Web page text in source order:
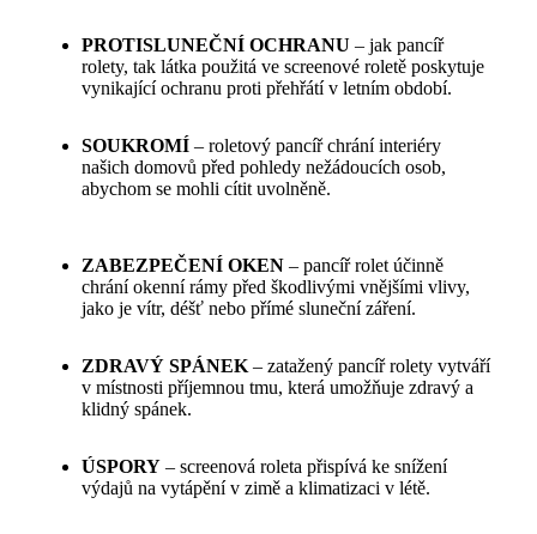
PROTISLUNEČNÍ OCHRANU – jak pancíř
rolety, tak látka použitá ve screenové roletě poskytuje
vynikající ochranu proti přehřátí v letním období.
SOUKROMÍ – roletový pancíř chrání interiéry
našich domovů před pohledy nežádoucích osob,
abychom se mohli cítit uvolněně.
ZABEZPEČENÍ OKEN – pancíř rolet účinně
chrání okenní rámy před škodlivými vnějšími vlivy,
jako je vítr, déšť nebo přímé sluneční záření.
ZDRAVÝ SPÁNEK – zatažený pancíř rolety vytváří
v místnosti příjemnou tmu, která umožňuje zdravý a
klidný spánek.
ÚSPORY – screenová roleta přispívá ke snížení
výdajů na vytápění v zimě a klimatizaci v létě.